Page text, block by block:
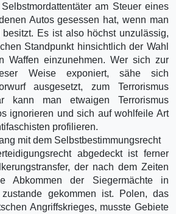
am Steuer eines
Autos gesessen hat, wenn man
Es ist also höchst unzulässig,
Standpunkt hinsichtlich der Wahl
Waffen einzunehmen. Wer sich zur
Weise exponiert, sähe sich
ausgesetzt, zum Terrorismus
kann man etwaigen Terrorismus
ignorieren und sich auf wohlfeile Art
profilieren.
mit dem Selbstbestimmungsrecht
abgedeckt ist ferner
der nach dem Zeiten
Abkommen der Siegermächte in
gekommen ist. Polen, das
Angriffskrieges, musste Gebiete